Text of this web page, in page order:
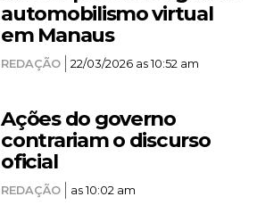
automobilismo virtual
em Manaus
REDAÇÃO 22/03/2026 as 10:52 am
Ações do governo
contrariam o discurso
oficial
REDAÇÃO as 10:02 am